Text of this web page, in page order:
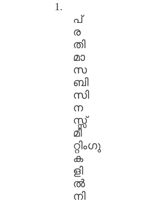
1.
പ്
ര
തി
മാ
സ
ബി
സി
ന
സ്സ്
മീ
റ്റിംഗു
ക
ളി
ൽ
നി